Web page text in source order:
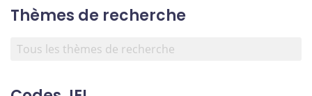
Thèmes de recherche